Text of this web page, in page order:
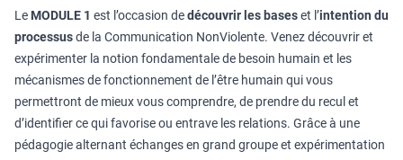
Le MODULE 1 est l’occasion dedécouvrir les baseset l’intention du
processusde la Communication NonViolente. Venez découvrir et
expérimenter la notion fondamentale de besoin humain et les
mécanismes de fonctionnement de l’être humain qui vous
permettront de mieux vous comprendre, de prendre du recul et
d’identifier ce qui favorise ou entrave les relations. Grâce à une
pédagogie alternant échanges en grand groupe et expérimentation